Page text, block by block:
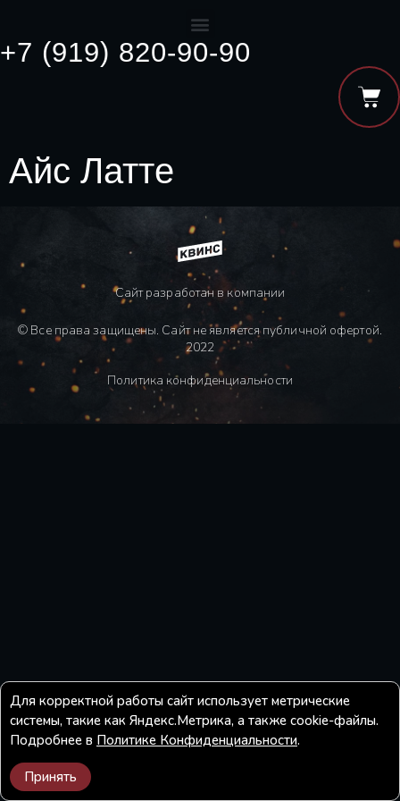
+7 (919) 820-90-90
Айс Латте
Сайт разработан в компании
© Все права защищены. Сайт не является публичной офертой.
2022
Политика конфиденциальности
Для корректной работы сайт использует метрические
системы, такие как Яндекс.Метрика, а также cookie-файлы.
Подробнее в Политике Конфиденциальности.
Принять